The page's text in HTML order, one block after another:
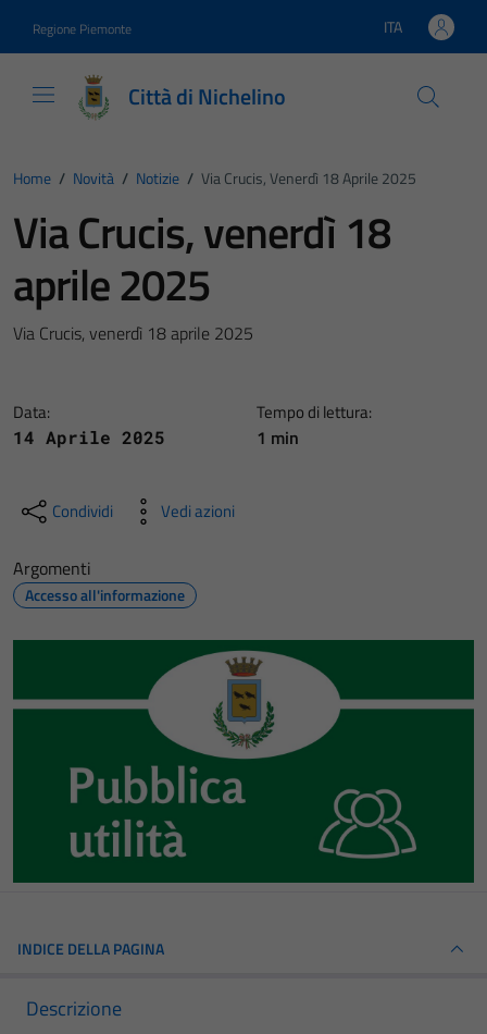
Regione Piemonte Lingua attiva:
ITA
Città di Nichelino
Home / Novità / Notizie / Via Crucis, Venerdì 18 Aprile 2025
Via Crucis, venerdì 18
aprile 2025
Via Crucis, venerdì 18 aprile 2025
Data:
14 Aprile 2025
Tempo di lettura:
1 min
Condividi Vedi azioni
Argomenti
Accesso all'informazione
INDICE DELLA PAGINA
Descrizione